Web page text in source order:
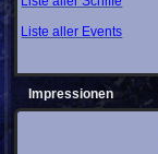
Liste aller Events
Impressionen